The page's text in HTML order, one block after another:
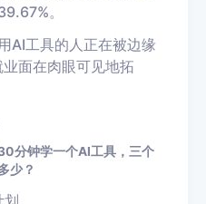
。
AI工具的人正在被边缘
面在肉眼可见地拓
分钟学一个AI工具，三个
少？
。